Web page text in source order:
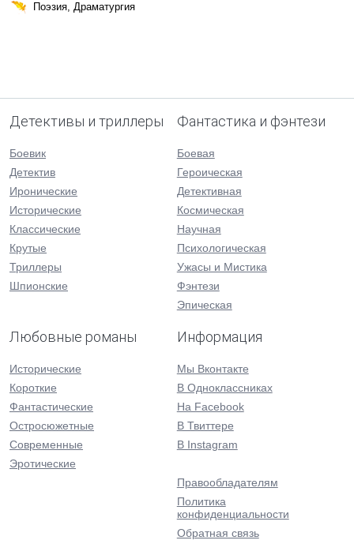
Поэзия, Драматургия
Детективы и триллеры
Боевик
Детектив
Иронические
Исторические
Классические
Крутые
Триллеры
Шпионские
Фантастика и фэнтези
Боевая
Героическая
Детективная
Космическая
Научная
Психологическая
Ужасы и Мистика
Фэнтези
Эпическая
Любовные романы
Исторические
Короткие
Фантастические
Остросюжетные
Современные
Эротические
Информация
Мы Вконтакте
В Одноклассниках
На Facebook
В Твиттере
В Instagram
Правообладателям
Политика
конфиденциальности
Обратная связь